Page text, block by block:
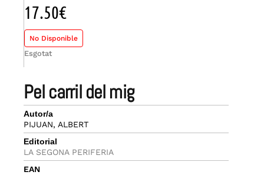
pel carril del mig
Autor/a
PIJUAN, ALBERT
Editorial
LA SEGONA PERIFERIA
EAN
17.50€
No Disponible
Esgotat